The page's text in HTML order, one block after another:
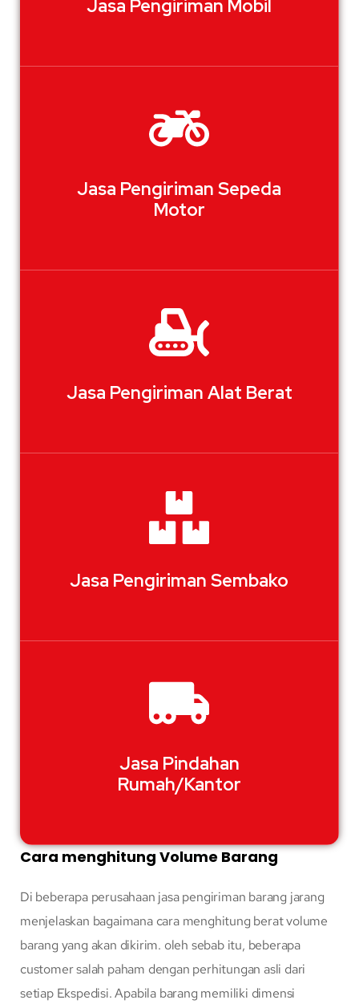
Jasa Pengiriman Mobil
Jasa Pengiriman Sepeda
Motor
Jasa Pengiriman Alat Berat
Jasa Pengiriman Sembako
Jasa Pindahan
Rumah/Kantor
Cara menghitung Volume Barang
Di beberapa perusahaan jasa pengiriman barang jarang
menjelaskan bagaimana cara menghitung berat volume
barang yang akan dikirim. oleh sebab itu, beberapa
customer salah paham dengan perhitungan asli dari
setiap Ekspedisi. Apabila barang memiliki dimensi